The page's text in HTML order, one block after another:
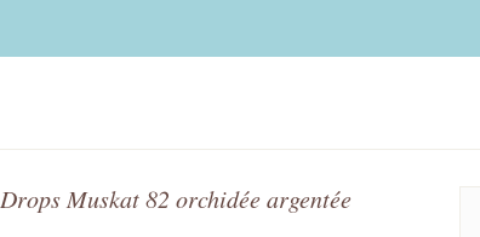
Drops Muskat 82 orchidée argentée